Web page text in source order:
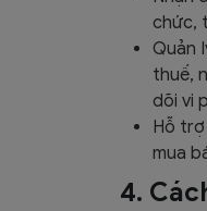
chức,
Quản
thuế,
dõi vi
Hỗ trợ
mua
4.